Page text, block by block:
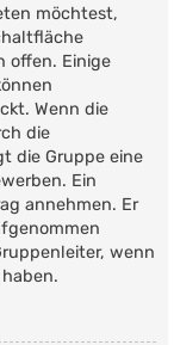
möchtest,
offen. Einige
Wenn die
die
die Gruppe eine
Ein
annehmen. Er
wenn